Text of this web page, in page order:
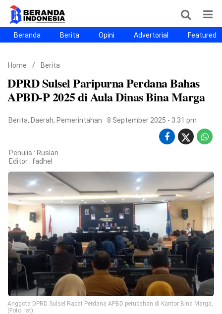
Beranda
Berita
Opini
Advertorial
Featured
Beranda25
SEGMEN
Nusantara
Jabodetabek
Sulselbar
Kota Makassar
©
Copyright
Beranda
Indonesia
.
All
Right
Reserved
Beranda Berita Opini Advertorial Featured
Home / Berita
DPRD Sulsel Paripurna Perdana Bahas
APBD-P 2025 di Aula Dinas Bina Marga
Berita, Daerah, Pemerintahan 8 September 2025 - 3:31 pm
Penulis : Ruslan
Editor : fadhel
Anggota DPRD Sulsel Rapat Perdana APBD perubahan di Kantor Bina Marga,
(Foto: Ist)